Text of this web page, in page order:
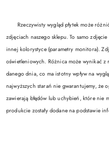
Rzeczywisty wygląd płytek może
zdjęciach naszego sklepu. To samo
innej kolorystyce (parametry monitora).
oświetleniowych. Różnica może wynikać
danego dnia, co ma istotny wpływ na
najwyższych starań nie gwarantujemy, że
zawierają błędów lub uchybień, które nie
produkcie zostały dodane na podstawie